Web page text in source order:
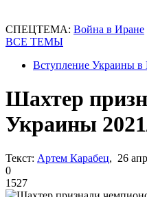
СПЕЦТЕМА: Война в Иране
ВСЕ ТЕМЫ
Вступление Украины в
Шахтер
Украины
Текст: Артем Карабец, 26
0
1527